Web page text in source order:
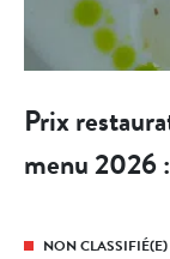
Prix
menu 2026
NON CLASSIFIÉ(E)